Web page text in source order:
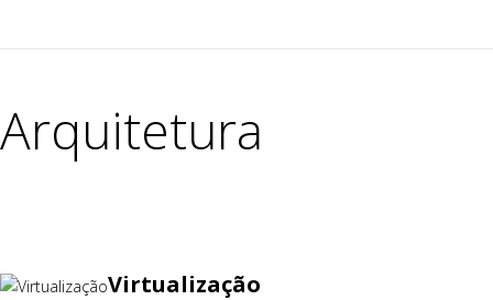
Arquitetura
Virtualização